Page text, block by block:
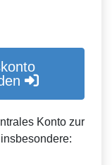
Konto zur